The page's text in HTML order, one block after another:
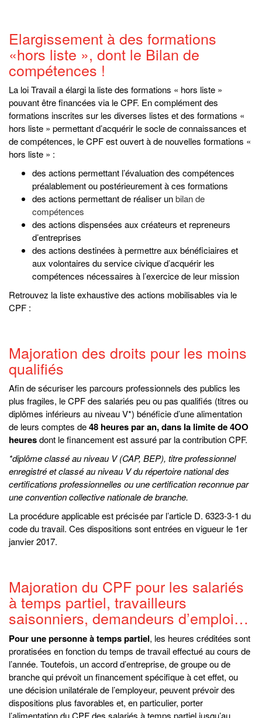
Elargissement à des formations
«hors liste », dont le Bilan de
compétences !
La loi Travail a élargi la liste des formations « hors liste »
pouvant être financées via le CPF. En complément des
formations inscrites sur les diverses listes et des formations «
hors liste » permettant d’acquérir le socle de connaissances et
de compétences, le CPF est ouvert à de nouvelles formations «
hors liste » :
des actions permettant l’évaluation des compétences
préalablement ou postérieurement à ces formations
des actions permettant de réaliser unbilan de
compétences
des actions dispensées aux créateurs et repreneurs
d’entreprises
des actions destinées à permettre aux bénéficiaires et
aux volontaires du service civique d’acquérir les
compétences nécessaires à l’exercice de leur mission
Retrouvez la liste exhaustive des actions mobilisables via le
CPF :
Majoration des droits pour les moins
qualifiés
Afin de sécuriser les parcours professionnels des publics les
plus fragiles, le CPF des salariés peu ou pas qualifiés (titres ou
diplômes inférieurs au niveau V*) bénéficie d’une alimentation
de leurs comptes de48 heures par an, dans la limite de 4OO
heuresdont le financement est assuré par la contribution CPF.
*diplôme classé au niveau V (CAP, BEP), titre professionnel
enregistré et classé au niveau V du répertoire national des
certifications professionnelles ou une certification reconnue par
une convention collective nationale de branche.
La procédure applicable est précisée par l’article D. 6323-3-1 du
code du travail. Ces dispositions sont entrées en vigueur le 1er
janvier 2017.
Majoration du CPF pour les salariés
à temps partiel, travailleurs
saisonniers, demandeurs d’emploi…
Pour une personne à temps partiel, les heures créditées sont
proratisées en fonction du temps de travail effectué au cours de
l’année. Toutefois, un accord d’entreprise, de groupe ou de
branche qui prévoit un financement spécifique à cet effet, ou
une décision unilatérale de l’employeur, peuvent prévoir des
dispositions plus favorables et, en particulier, porter
l’alimentation du CPF des salariés à temps partiel jusqu’au